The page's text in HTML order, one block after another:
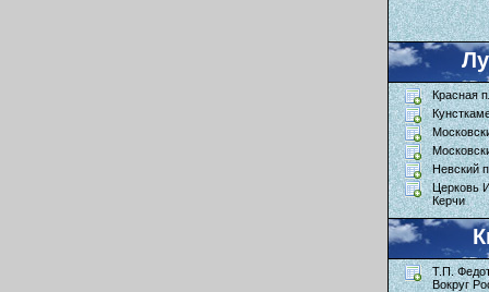
Красная
Невский
Церковь
Керчи
Т.П.
Вокруг